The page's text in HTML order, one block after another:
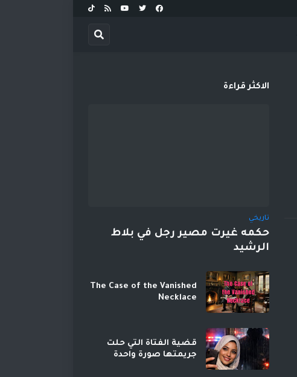
الاكثر قراءة
تاريخي
حكمه غيرت مصير رجل في بلاط
الرشيد
The Case of the Vanished
Necklace
قضية الفتاة التي حلت
جريمتها صورة واحدة